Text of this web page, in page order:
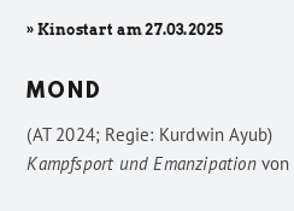
» Kinostart am 27.03.2025
MOND
(AT 2024; Regie: Kurdwin Ayub)
Kampfsport und Emanzipationvon